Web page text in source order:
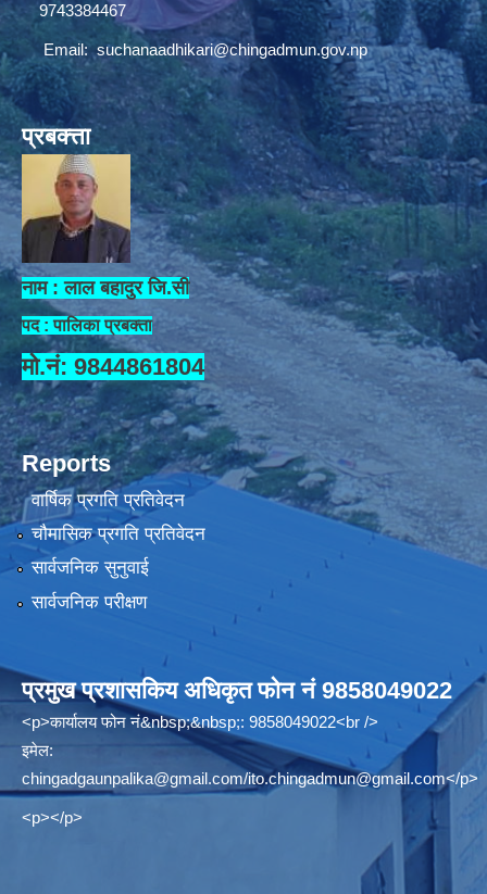
9743384467
Email:suchanaadhikari@chingadmun.gov.np
प्रबक्त्ता
नाम : लाल बहादुर जि.सी
पद : पालिका प्रबक्ता
मो.नं: 9844861804
Reports
वार्षिक प्रगति प्रतिवेदन
चौमासिक प्रगति प्रतिवेदन
सार्वजनिक सुनुवाई
सार्वजनिक परीक्षण
प्रमुख प्रशासकिय अधिकृत फोन नं 9858049022
<p>कार्यालय फोन नं&nbsp;&nbsp;: 9858049022<br />
इमेल:
chingadgaunpalika@gmail.com/ito.chingadmun@gmail.com</p>
<p></p>